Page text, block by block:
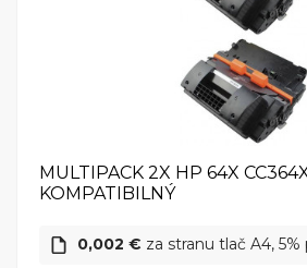
MULTIPACK 2X HP 64X
KOMPATIBILNÝ
0,002 € za stranu tlač A4,